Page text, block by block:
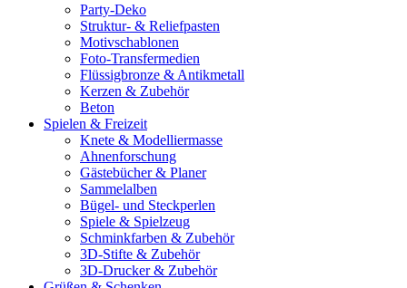
Party-Deko
Struktur- & Reliefpasten
Motivschablonen
Foto-Transfermedien
Flüssigbronze & Antikmetall
Kerzen & Zubehör
Beton
Spielen & Freizeit
Knete & Modelliermasse
Ahnenforschung
Gästebücher & Planer
Sammelalben
Bügel- und Steckperlen
Spiele & Spielzeug
Schminkfarben & Zubehör
3D-Stifte & Zubehör
3D-Drucker & Zubehör